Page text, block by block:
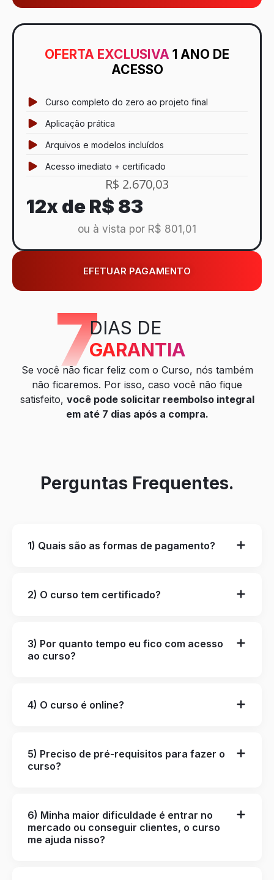
OFERTA EXCLUSIVA 1 ANO DE
ACESSO
Curso completo do zero ao projeto final
Aplicação prática
Arquivos e modelos incluídos
Acesso imediato + certificado
R$ 2.670,03
12x deR$ 83
ou à vista por R$ 801,01
EFETUAR PAGAMENTO
7DIAS DE
GARANTIA
Se você não ficar feliz com o Curso, nós também
não ficaremos. Por isso, caso você não fique
satisfeito, você pode solicitar reembolso integral
em até 7 dias após a compra.
Perguntas Frequentes.
1) Quais são as formas de pagamento?
2) O curso tem certificado?
3) Por quanto tempo eu fico com acesso
ao curso?
4) O curso é online?
5) Preciso de pré-requisitos para fazer o
curso?
6) Minha maior dificuldade é entrar no
mercado ou conseguir clientes, o curso
me ajuda nisso?